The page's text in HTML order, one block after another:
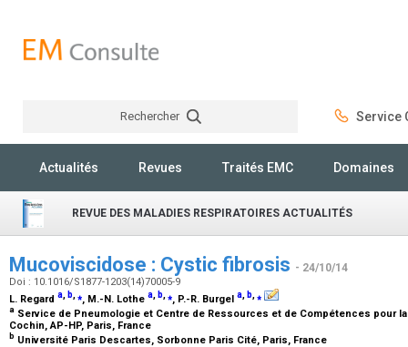
Rechercher Service
Actualités Revues Traités EMC Domaines
REVUE DES MALADIES RESPIRATOIRES ACTUALITÉS
Mucoviscidose : Cystic fibrosis - 24/10/14
Doi : 10.1016/S1877-1203(14)70005-9
L. Regard a, b,⁎, M.-N. Lothe a, b,⁎, P.-R. Burgel a, b,⁎
a Service de Pneumologie et Centre de Ressources et de Compétences pour
Cochin, AP-HP, Paris, France
b Université Paris Descartes, Sorbonne Paris Cité, Paris, France